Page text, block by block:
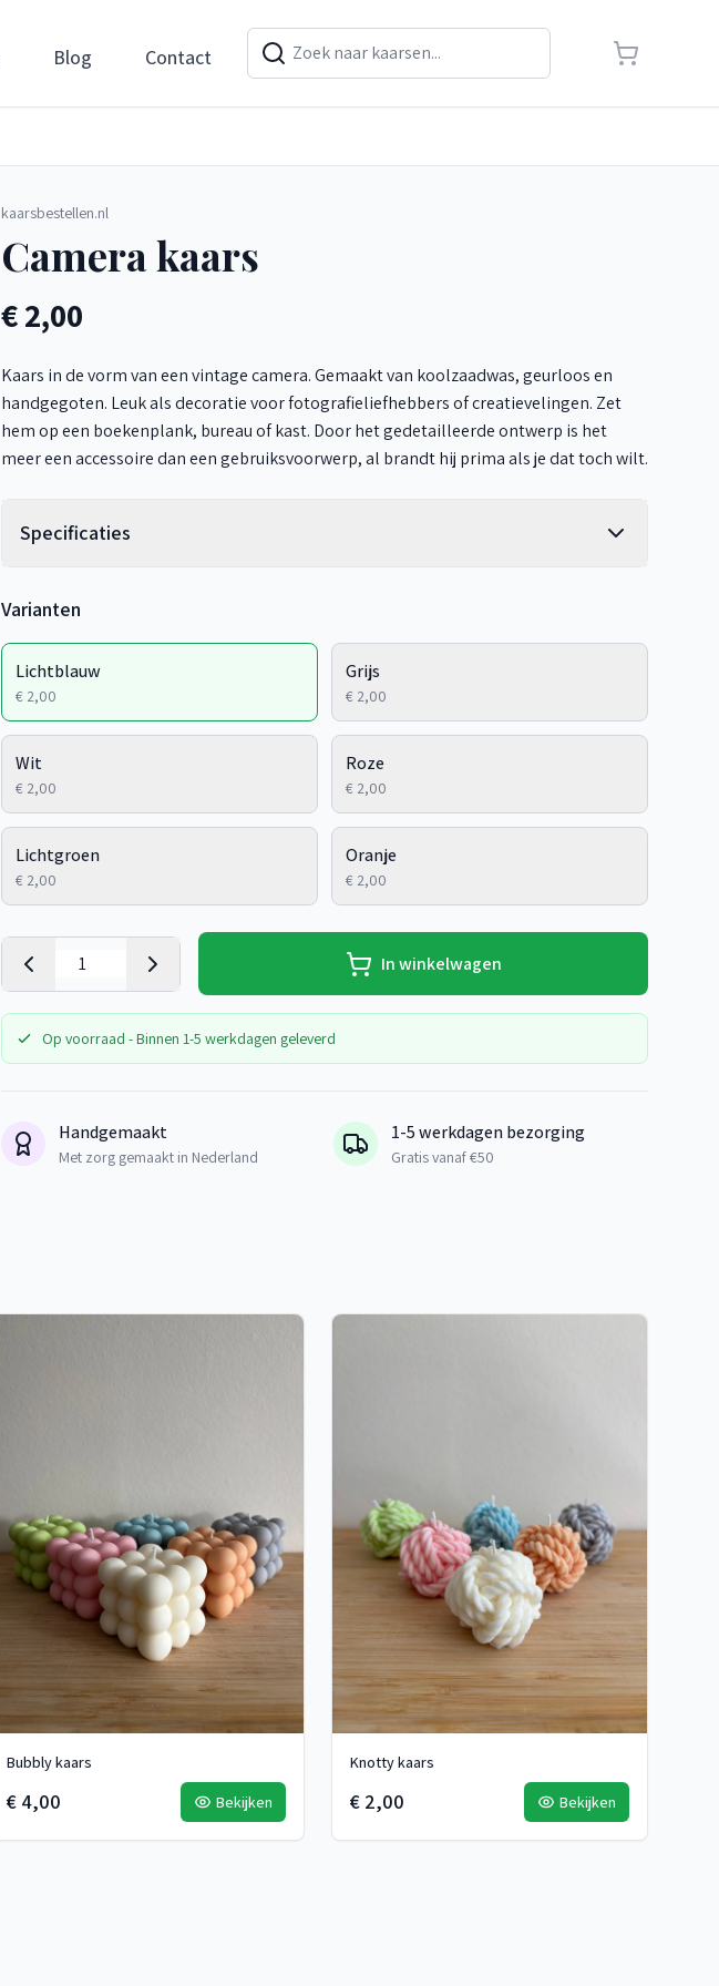
Blog Contact
kaarsbestellen.nl
Camera kaars
€ 2,00
Kaars in de vorm van een vintage camera. Gemaakt van koolzaadwas, geurloos en
handgegoten. Leuk als decoratie voor fotografieliefhebbers of creatievelingen. Zet
hem op een boekenplank, bureau of kast. Door het gedetailleerde ontwerp is het
meer een accessoire dan een gebruiksvoorwerp, al brandt hij prima als je dat toch wilt.
Specificaties
Varianten
Lichtblauw
€ 2,00
Grijs
€ 2,00
Wit
€ 2,00
Roze
€ 2,00
Lichtgroen
€ 2,00
Oranje
€ 2,00
In winkelwagen
Op voorraad - Binnen 1-5 werkdagen geleverd
Handgemaakt
Met zorg gemaakt in Nederland
1-5 werkdagen bezorging
Gratis vanaf €50
Bubbly kaars
€ 4,00 Bekijken
Knotty kaars
€ 2,00 Bekijken